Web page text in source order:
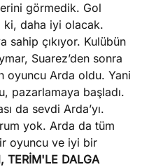
görmedik. Gol
ki, daha iyi olacak.
sahip çıkıyor. Kulübün
Suarez’den sonra
oyuncu Arda oldu. Yani
pazarlamaya başladı.
da sevdi Arda’yı.
yok. Arda da tüm
oyuncu ve iyi bir
TERİM'LE DALGA